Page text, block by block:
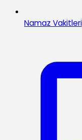
Namaz Vakitleri